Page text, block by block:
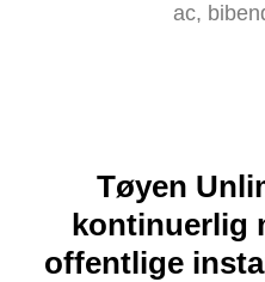
ac,
Tøyen
kontinuerlig
offentlige